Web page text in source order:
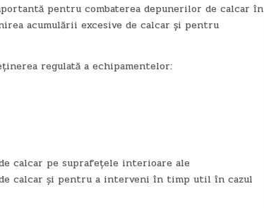
pentru combaterea depunerilor de calcar în
acumulării excesive de calcar și pentru
regulată a echipamentelor:
calcar pe suprafețele interioare ale
calcar și pentru a interveni în timp util în cazul